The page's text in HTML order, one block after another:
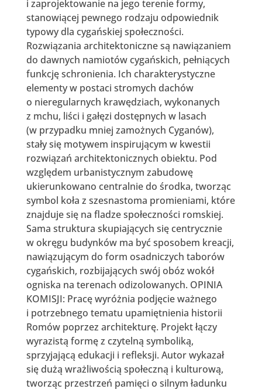
i zaprojektowanie na jego terenie formy,
stanowiącej pewnego rodzaju odpowiednik
typowy dla cygańskiej społeczności.
Rozwiązania architektoniczne są nawiązaniem
do dawnych namiotów cygańskich, pełniących
funkcję schronienia. Ich charakterystyczne
elementy w postaci stromych dachów
o nieregularnych krawędziach, wykonanych
z mchu, liści i gałęzi dostępnych w lasach
(w przypadku mniej zamożnych Cyganów),
stały się motywem inspirującym w kwestii
rozwiązań architektonicznych obiektu. Pod
względem urbanistycznym zabudowę
ukierunkowano centralnie do środka, tworząc
symbol koła z szesnastoma promieniami, które
znajduje się na fladze społeczności romskiej.
Sama struktura skupiających się centrycznie
w okręgu budynków ma być sposobem kreacji,
nawiązującym do form osadniczych taborów
cygańskich, rozbijających swój obóz wokół
ogniska na terenach odizolowanych. OPINIA
KOMISJI: Pracę wyróżnia podjęcie ważnego
i potrzebnego tematu upamiętnienia historii
Romów poprzez architekturę. Projekt łączy
wyrazistą formę z czytelną symboliką,
sprzyjającą edukacji i refleksji. Autor wykazał
się dużą wrażliwością społeczną i kulturową,
tworząc przestrzeń pamięci o silnym ładunku